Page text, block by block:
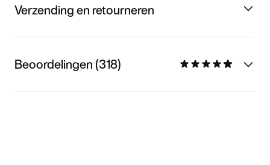
Verzending en retourneren
Beoordelingen (318)